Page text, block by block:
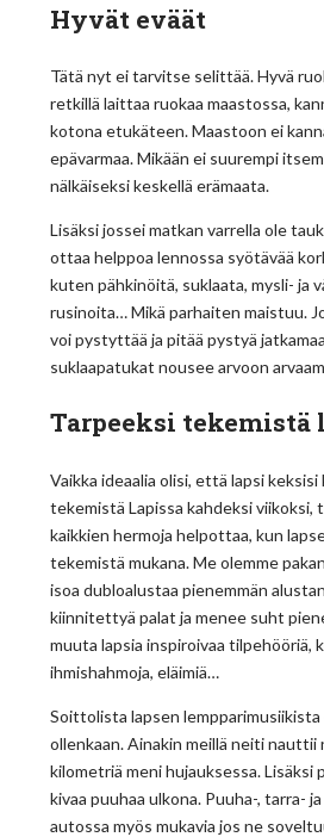
Hyvät eväät
Tätä nyt ei tarvitse selittää. Hyvä
retkillä laittaa ruokaa maastossa,
kotona etukäteen. Maastoon ei
epävarmaa. Mikään ei suurempi
nälkäiseksi keskellä erämaata.
Lisäksi jossei matkan varrella ole
ottaa helppoa lennossa syötävää
kuten pähkinöitä, suklaata, mysli- ja
rusinoita… Mikä parhaiten maistuu.
voi pystyttää ja pitää pystyä
suklaapatukat nousee arvoon
Tarpeeksi tekemistä
Vaikka ideaalia olisi, että lapsi
tekemistä Lapissa kahdeksi viikoksi,
kaikkien hermoja helpottaa, kun
tekemistä mukana. Me olemme
isoa dubloalustaa pienemmän
kiinnitettyä palat ja menee suht
muuta lapsia inspiroivaa tilpehööriä,
ihmishahmoja, eläimiä…
Soittolista lapsen lempparimusiikista
ollenkaan. Ainakin meillä neiti nauttii
kilometriä meni hujauksessa. Lisäksi
kivaa puuhaa ulkona. Puuha-, tarra-
autossa myös mukavia jos ne